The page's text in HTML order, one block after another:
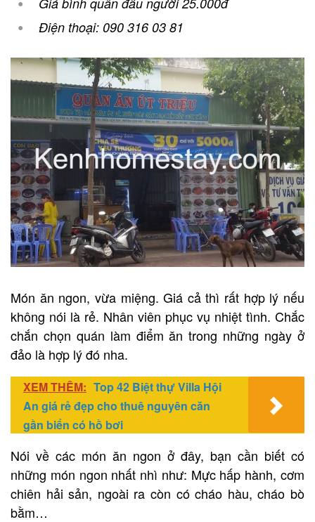
Điện thoại: 090 316 03 81
Món ăn ngon, vừa miệng. Giá cả thì rất hợp lý nếu
không nói là rẻ. Nhân viên phục vụ nhiệt tình. Chắc
chắn chọn quán làm điểm ăn trong những ngày ở
đảo là hợp lý đó nha.
XEM THÊM: Top 42 Biệt thự Villa Hội
An giá rẻ đẹp cho thuê nguyên căn
gần biển có hồ bơi
Nói về các món ăn ngon ở đây, bạn cần biết có
những món ngon nhất nhì như: Mực hấp hành, cơm
chiên hải sản, ngoài ra còn có cháo hàu, cháo bò
bằm…